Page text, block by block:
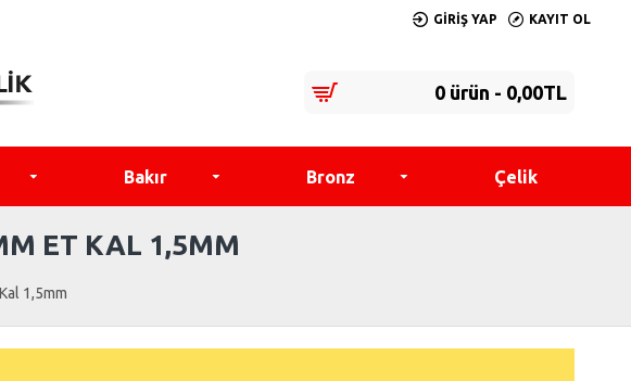
GIRIŞ YAP KAYIT OL
0 ürün - 0,00TL
Bakır Bronz Çelik
1,5mm
ET KAL 1,5MM